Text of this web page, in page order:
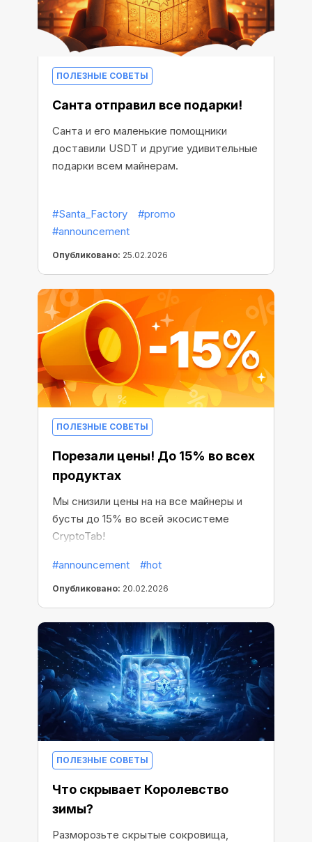
ПОЛЕЗНЫЕ СОВЕТЫ
Санта отправил все подарки!
Санта и его маленькие помощники
доставили USDT и другие удивительные
подарки всем майнерам.
#Santa_Factory
#promo
#announcement
Опубликовано: 25.02.2026
ПОЛЕЗНЫЕ СОВЕТЫ
Порезали цены! До 15% во всех
продуктах
Мы снизили цены на на все майнеры и
бусты до 15% во всей экосистеме
CryptoTab!
#announcement #hot
Опубликовано: 20.02.2026
ПОЛЕЗНЫЕ СОВЕТЫ
Что скрывает Королевство
зимы?
Разморозьте скрытые сокровища,